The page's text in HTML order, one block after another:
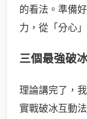
的看法。準備
力，從「分心
三個最強破
理論講完了，
實戰破冰互動